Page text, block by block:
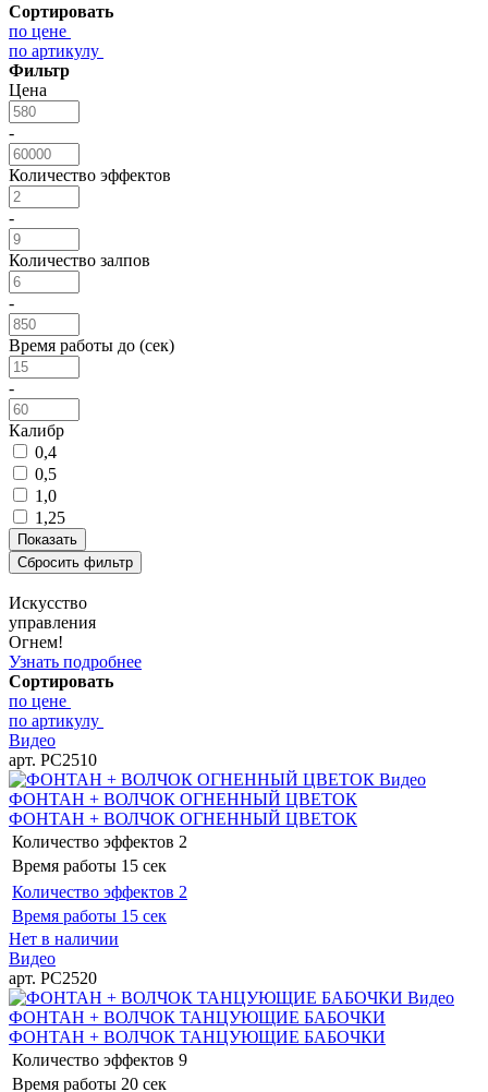
Сортировать
по цене
по артикулу
Фильтр
Цена
-
Количество эффектов
-
Количество залпов
-
Время работы до (сек)
-
Калибр
0,4
0,5
1,0
1,25
Искусство
управления
Огнем!
Узнать подробнее
Сортировать
по цене
по артикулу
Видео
арт. РС2510
Видео
ФОНТАН + ВОЛЧОК ОГНЕННЫЙ ЦВЕТОК
ФОНТАН + ВОЛЧОК ОГНЕННЫЙ ЦВЕТОК
Количество эффектов 2
Время работы 15 сек
Количество эффектов 2
Время работы 15 сек
Нет в наличии
Видео
арт. РС2520
Видео
ФОНТАН + ВОЛЧОК ТАНЦУЮЩИЕ БАБОЧКИ
ФОНТАН + ВОЛЧОК ТАНЦУЮЩИЕ БАБОЧКИ
Количество эффектов 9
Время работы 20 сек